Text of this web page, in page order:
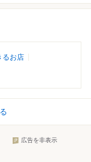
るお店
広告を非表示